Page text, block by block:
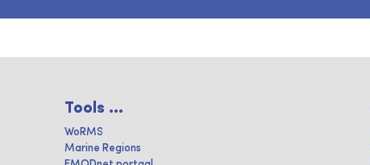
Tools ...
WoRMS
Marine Regions